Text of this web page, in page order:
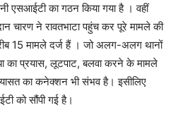
एसआईटी का गठन किया गया है । वहीं
चारण ने रावतभाटा पहुंच कर पूरे मामले की
15 मामले दर्ज हैं । जो अलग-अलग थानों
का प्रयास, लूटपाट, बलवा करने के मामले
का कनेक्शन भी संभव है। इसीलिए
को सौंपी गई है।